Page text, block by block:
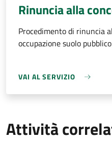
Rinuncia alla
Procedimento di rinuncia
occupazione suolo pubblico
VAI AL SERVIZIO
Attività